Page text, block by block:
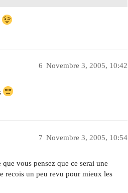
Novembre 3, 2005, 10:42
6
Novembre 3, 2005, 10:54
7
vous pensez que ce serai une
recois un peu revu pour mieux les